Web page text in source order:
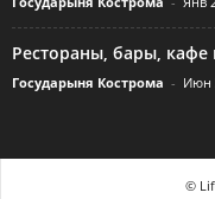
Рестораны, бары,
Государыня Кострома - Июн
©